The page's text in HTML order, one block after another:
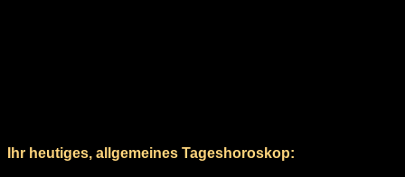
Ihr heutiges, allgemeines Tageshoroskop: